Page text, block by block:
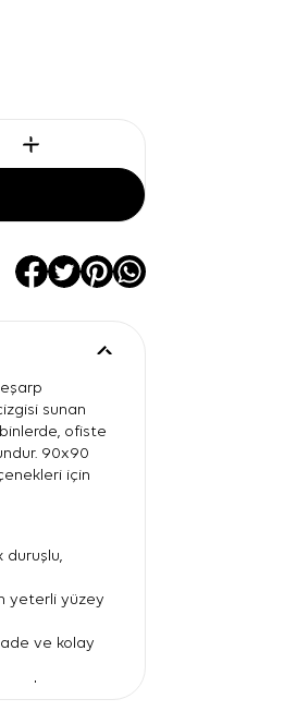
sunan
ofiste
90x90
için
yeterli yüzey
ve kolay